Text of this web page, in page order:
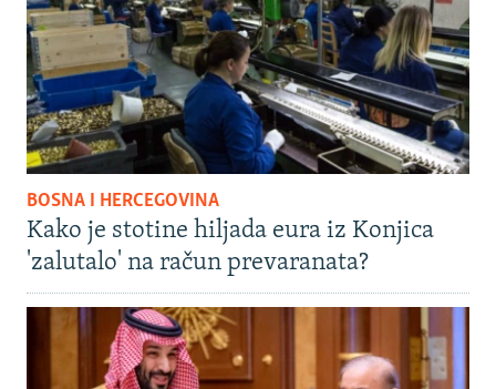
BOSNA I HERCEGOVINA
Kako je stotine hiljada eura iz Konjica
'zalutalo' na račun prevaranata?